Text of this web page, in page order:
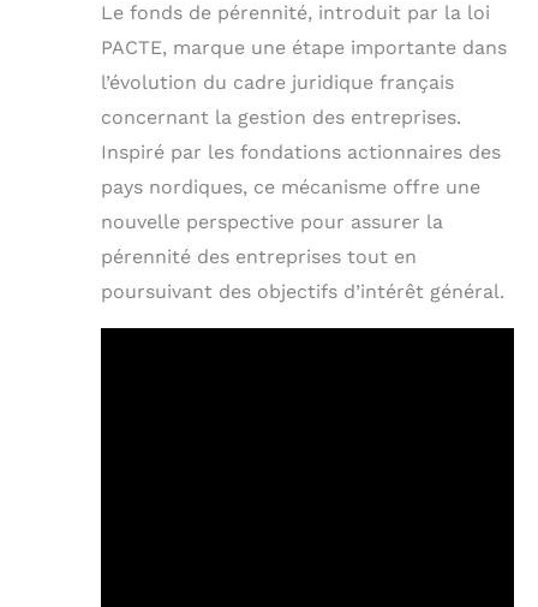
Le fonds de pérennité, introduit par la loi
PACTE, marque une étape importante dans
l’évolution du cadre juridique français
concernant la gestion des entreprises.
Inspiré par les fondations actionnaires des
pays nordiques, ce mécanisme offre une
nouvelle perspective pour assurer la
pérennité des entreprises tout en
poursuivant des objectifs d’intérêt général.